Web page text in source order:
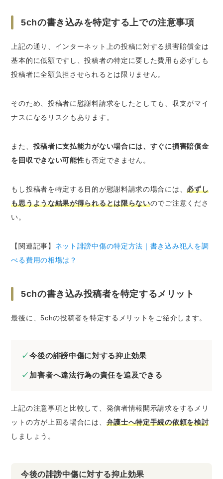
5chの書き込みを特定する上での注意事項
上記の通り、インターネット上の投稿に対する損害賠償金は
基本的に低額ですし、投稿者の特定に要した費用も必ずしも
投稿者に全額負担させられるとは限りません。
そのため、投稿者に慰謝料請求をしたとしても、収支がマイ
ナスになるリスクもあります。
また、 投稿者に支払能力がない場合には、すぐに損害賠償金
を回収できない可能性も否定できません。
もし投稿者を特定する目的が慰謝料請求の場合には、必ずし
も思うような結果が得られるとは限らないのでご注意くださ
い。
【関連記事】 ネット誹謗中傷の特定方法｜書き込み犯人を調
べる費用の相場は？
5chの書き込み投稿者を特定するメリット
最後に、5chの投稿者を特定するメリットをご紹介します。
今後の誹謗中傷に対する抑止効果
加害者へ違法行為の責任を追及できる
上記の注意事項と比較して、発信者情報開示請求をするメリ
ットの方が上回る場合には、 弁護士へ特定手続の依頼を検討
しましょう。
今後の誹謗中傷に対する抑止効果